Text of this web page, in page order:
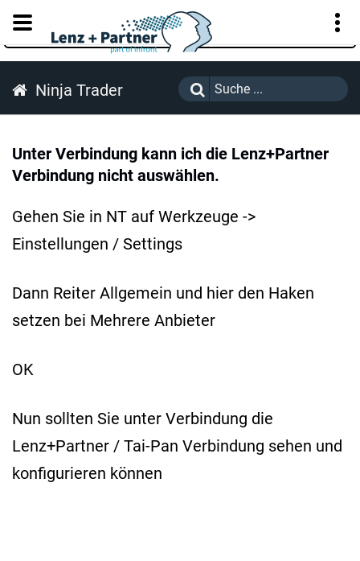
KUNDENPORTAL
Ninja Trader
Unter Verbindung kann ich die Lenz+Partner
Verbindung nicht auswählen.
Gehen Sie in NT auf Werkzeuge ->
Einstellungen / Settings
Dann Reiter Allgemein und hier den Haken
setzen bei Mehrere Anbieter
OK
Nun sollten Sie unter Verbindung die
Lenz+Partner / Tai-Pan Verbindung sehen und
konfigurieren können